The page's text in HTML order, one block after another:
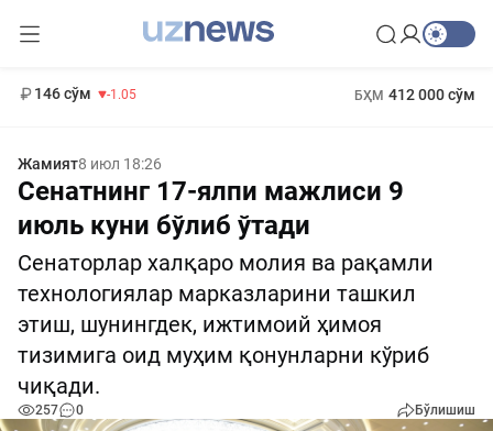
146 сўм -1.05 БҲМ 412 000 сўм
Жамият8 июл 18:26
Сенатнинг 17-ялпи мажлиси 9
июль куни бўлиб ўтади
Сенаторлар халқаро молия ва рақамли
технологиялар марказларини ташкил
этиш, шунингдек, ижтимоий ҳимоя
тизимига оид муҳим қонунларни кўриб
чиқади.
257 0 Бўлишиш